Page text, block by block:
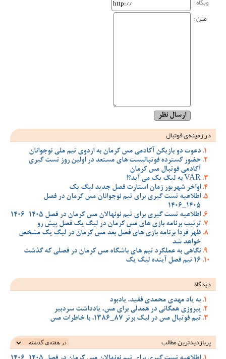
متن :
در زمینه‌ی فوتبال
دعوت دو بازیکن آکادمی مس کرمان به اردوی تیم ملی نوجوانان
حضور گسترده فوتبالیست های مستعد در اولین روز تست گیری
آکادمی فوتبال مس کرمان
VAR به لیگ یک می آید؟!
اواخر شهریور زمان استارت فصل جدید لیگ یک
اطلاعیه تست گیری برای تیم نوجوانان مس کرمان در فصل
1405_1406
اطلاعیه تست گیری برای تیم نونهالان مس کرمان در فصل 1405-1406
ترتیب برنامه بازی های مس کرمان در لیگ یک فصل پیش رو
ظهر فردا برنامه بازی های فصل بعد مس کرمان در لیگ یک مشخص
خواهد شد
نگاهی به عملکرد تیم های باشگاه مس کرمان در فصلی که گذشت
16 تیم فصل آینده لیگ یک
دیدگاه
به یاد مهدی محمدی فقید، یادبود
پیروزی همگانی در همدلی برای مس، یادداشت سردبیر
تیم فوتبال مس در لیگ برتر 87_1386، با خاطرات مس
پربازدیدترین‌ مطالب